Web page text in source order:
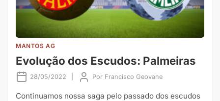
MANTOS AG
Evolução dos Escudos: Palmeiras
28/05/2022 Por Francisco Geovane
Continuamos nossa saga pelo passado dos escudos